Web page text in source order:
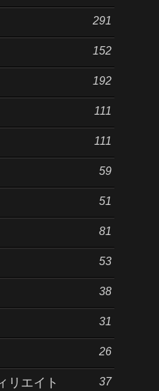
291
152
192
111
111
59
51
81
53
38
31
26
リエイト 37